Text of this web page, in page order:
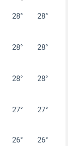
28° 28°
28° 28°
28° 28°
27° 27°
26° 26°